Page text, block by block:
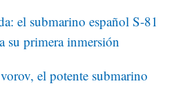
el submarino español S-81
su primera inmersión
el potente submarino